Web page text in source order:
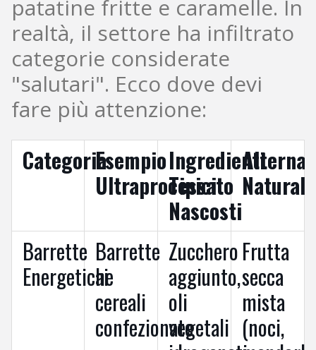
patatine fritte e caramelle. In
realtà, il settore ha infiltrato
categorie considerate
"salutari". Ecco dove devi
fare più attenzione:
CategoriaEsempio
Ultraprocessato
Ingredienti
Tipici
Nascosti
Naturale
Barrette
Energetiche
Barrette
ai
cereali
confezionate
Zucchero
aggiunto,
oli
vegetali
Frutta
secca
mista
(noci,